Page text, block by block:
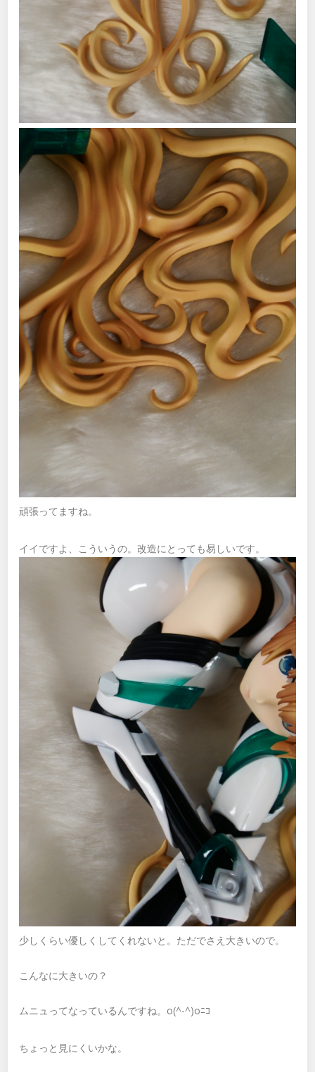
頑張ってますね。
イイですよ、こういうの。改造にとっても易しいです。
少しくらい優しくしてくれないと。ただでさえ大きいので。
こんなに大きいの？
ムニュってなっているんですね。o(^-^)oﾆｺ
ちょっと見にくいかな。